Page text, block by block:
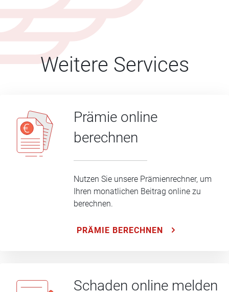
Weitere Services
Prämie online
berechnen
Nutzen Sie unsere Prämienrechner, um
Ihren monatlichen Beitrag online zu
berechnen.
PRÄMIE BERECHNEN
Schaden online melden